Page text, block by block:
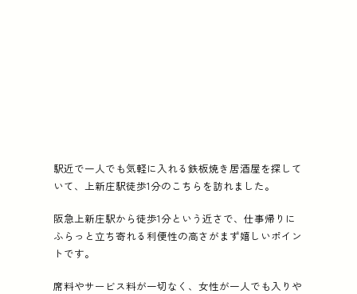
駅近で一人でも気軽に入れる鉄板焼き居酒屋を探して
いて、上新庄駅徒歩1分のこちらを訪れました。
阪急上新庄駅から徒歩1分という近さで、仕事帰りに
ふらっと立ち寄れる利便性の高さがまず嬉しいポイン
トです。
席料やサービス料が一切なく、女性が一人でも入りや